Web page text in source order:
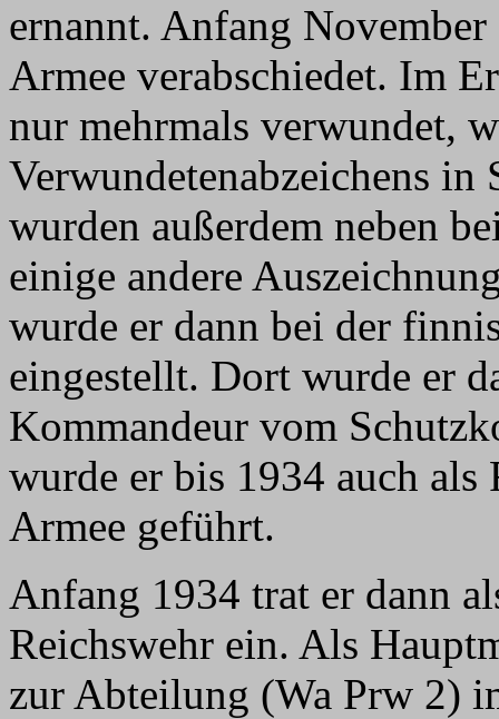
ernannt. Anfang
Armee verabschiedet. Im
nur mehrmals verwundet,
Verwundetenabzeichens
wurden außerdem neben
einige andere
wurde er dann bei der
eingestellt. Dort wurde er
Kommandeur vom
wurde er bis 1934 auch
Armee geführt.
Anfang 1934 trat er dann
Reichswehr ein. Als
zur Abteilung (Wa Prw 2)